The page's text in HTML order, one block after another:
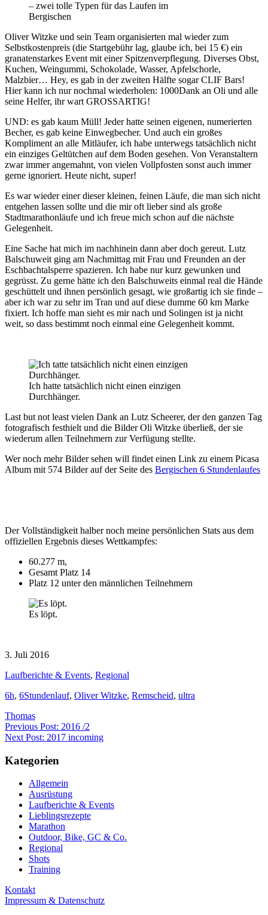
– zwei tolle Typen für das Laufen im
Bergischen
Oliver Witzke und sein Team organisierten mal wieder zum
Selbstkostenpreis (die Startgebühr lag, glaube ich, bei 15 €) ein
granatenstarkes Event mit einer Spitzenverpflegung. Diverses Obst,
Kuchen, Weingummi, Schokolade, Wasser, Apfelschorle,
Malzbier… Hey, es gab in der zweiten Hälfte sogar CLIF Bars!
Hier kann ich nur nochmal wiederholen: 1000Dank an Oli und alle
seine Helfer, ihr wart GROSSARTIG!
UND: es gab kaum Müll! Jeder hatte seinen eigenen, numerierten
Becher, es gab keine Einwegbecher. Und auch ein großes
Kompliment an alle Mitläufer, ich habe unterwegs tatsächlich nicht
ein einziges Geltütchen auf dem Boden gesehen. Von Veranstaltern
zwar immer angemahnt, von vielen Vollpfosten sonst auch immer
gerne ignoriert. Heute nicht, super!
Es war wieder einer dieser kleinen, feinen Läufe, die man sich nicht
entgehen lassen sollte und die mir oft lieber sind als große
Stadtmarathonläufe und ich freue mich schon auf die nächste
Gelegenheit.
Eine Sache hat mich im nachhinein dann aber doch gereut. Lutz
Balschuweit ging am Nachmittag mit Frau und Freunden an der
Eschbachtalsperre spazieren. Ich habe nur kurz gewunken und
gegrüsst. Zu gerne hätte ich den Balschuweits einmal real die Hände
geschüttelt und ihnen persönlich gesagt, wie großartig ich sie finde –
aber ich war zu sehr im Tran und auf diese dumme 60 km Marke
fixiert. Ich hoffe man sieht es mir nach und Solingen ist ja nicht
weit, so dass bestimmt noch einmal eine Gelegenheit kommt.
Ich hatte tatsächlich nicht einen einzigen
Durchhänger.
Last but not least vielen Dank an Lutz Scheerer, der den ganzen Tag
fotografisch festhielt und die Bilder Oli Witzke überließ, der sie
wiederum allen Teilnehmern zur Verfügung stellte.
Wer noch mehr Bilder sehen will findet einen Link zu einem Picasa
Album mit 574 Bilder auf der Seite des Bergischen 6 Stundenlaufes
Der Vollständigkeit halber noch meine persönlichen Stats aus dem
offiziellen Ergebnis dieses Wettkampfes:
60.277 m,
Gesamt Platz 14
Platz 12 unter den männlichen Teilnehmern
Es löpt.
3. Juli 2016
Laufberichte & Events, Regional
6h, 6Stundenlauf, Oliver Witzke, Remscheid, ultra
Thomas
Beitragsnavigation
Previous Post: 2016 /2
Next Post: 2017 incoming
Kategorien
Allgemein
Ausrüstung
Laufberichte & Events
Lieblingsrezepte
Marathon
Outdoor, Bike, GC & Co.
Regional
Shots
Training
Kontakt
Impressum & Datenschutz